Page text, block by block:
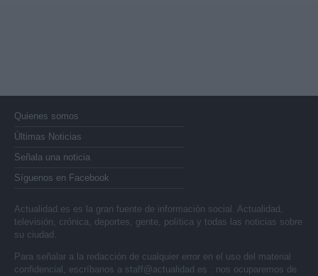
Quienes somos
Últimas Noticias
Señala una noticia
Síguenos en Facebook
Actualidad.es es la gran fuente de información social. Actualidad,
televisión, crónica, deportes, gente, política y todas las noticias sobre
su ciudad.
Para señalar a la redacción de cualquier error en el uso del material
confidencial, escríbanos a staff@actualidad.es : nos ocuparemos de